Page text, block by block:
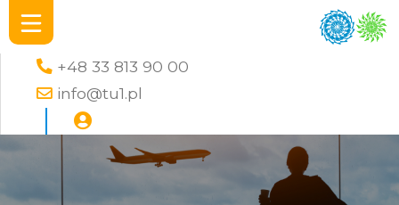
+48 33 813 90 00
info@tu1.pl